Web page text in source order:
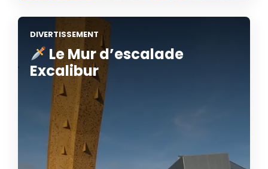
DIVERTISSEMENT
Le Mur d’escalade
Excalibur